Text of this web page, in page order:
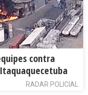
contra
RADAR POLICIAL